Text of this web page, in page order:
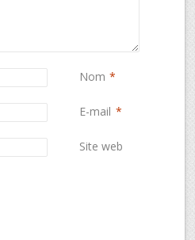
Nom *
E-mail *
Site web